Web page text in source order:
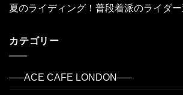
夏のライディング！普段着派のライダー
カテゴリー
—–ACE CAFE LONDON—–